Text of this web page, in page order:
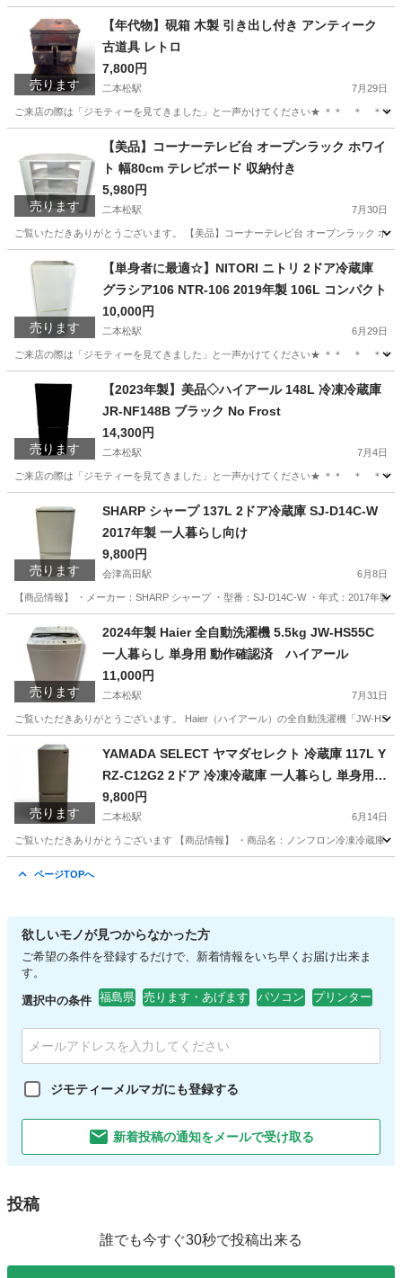
福島 二本松市 収納家具 リユース
売ります
【年代物】硯箱 木製 引き出し付き アンティーク
古道具 レトロ
7,800円
二本松駅 7月29日
ご来店の際は「ジモティーを見てきました」と一声かけてください★ ＊＊ ＊ ＊＊
二本松駅 インテリア雑貨/小物 硯箱
売ります
【美品】コーナーテレビ台 オープンラック ホワイ
ト 幅80cm テレビボード 収納付き
5,980円
二本松駅 7月30日
ご覧いただきありがとうございます。 【美品】コーナーテレビ台 オープンラック ホ
福島 二本松市 二本松駅 収納家具
売ります
【単身者に最適☆】NITORI ニトリ 2ドア冷蔵庫
グラシア106 NTR-106 2019年製 106L コンパクト
10,000円
二本松駅 6月29日
ご来店の際は「ジモティーを見てきました」と一声かけてください★ ＊＊ ＊ ＊＊
福島 二本松市 二本松駅 キッチン家電
売ります
【2023年製】美品◇ハイアール 148L 冷凍冷蔵庫
JR-NF148B ブラック No Frost
14,300円
二本松駅 7月4日
ご来店の際は「ジモティーを見てきました」と一声かけてください★ ＊＊ ＊ ＊＊
キッチン家電 新生活
売ります
SHARP シャープ 137L 2ドア冷蔵庫 SJ-D14C-W
2017年製 一人暮らし向け
9,800円
会津高田駅 6月8日
【商品情報】 ・メーカー：SHARP シャープ ・型番：SJ-D14C-W ・年式：2017年
福島 大沼郡 会津高田駅 キッチン家電 リユース
売ります
2024年製 Haier 全自動洗濯機 5.5kg JW-HS55C
一人暮らし 単身用 動作確認済 ハイアール
11,000円
二本松駅 7月31日
ご覧いただきありがとうございます。 Haier（ハイアール）の全自動洗濯機「JW-
福島 二本松市 生活家電 ハイアール
売ります
YAMADA SELECT ヤマダセレクト 冷蔵庫 117L Y
RZ-C12G2 2ドア 冷凍冷蔵庫 一人暮らし 単身用
小型冷蔵庫 2020年製
9,800円
二本松駅 6月14日
ご覧いただきありがとうございます 【商品情報】 ・商品名：ノンフロン冷凍冷蔵庫
ページTOPへ
欲しいモノが見つからなかった方
ご希望の条件を登録するだけで、新着情報をいち早くお届け出来ま
す。
選択中の条件 福島県 売ります・あげます パソコン プリンター
ジモティーメルマガにも登録する
新着投稿の通知をメールで受け取る
投稿
誰でも今すぐ30秒で投稿出来る